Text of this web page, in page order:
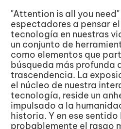
"Attention is all you
espectadores a pensar
tecnología en nuestras
un conjunto de
como elementos que
búsqueda más profunda
trascendencia. La
el núcleo de nuestra
tecnología, reside un
impulsado a la
historia. Y en ese
probablemente el rasgo